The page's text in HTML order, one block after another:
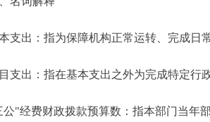
出：指为保障机构正常运转、完成日
出：指在基本支出之外为完成特定行
费财政拨款预算数：指本部门当年部